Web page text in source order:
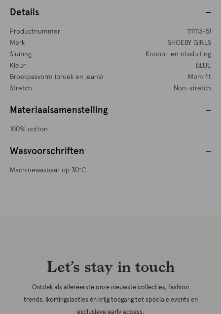
Details
Productnummer
1111113-51
Merk
SHOEBY GIRLS
Sluiting
Knoop- en ritssluiting
Kleur
BLUE
Broekpasvorm (broek en jeans)
Mom fit
Stretch
Non-stretch
Materiaalsamenstelling
100% cotton
Wasvoorschriften
Machinewasbaar op 30°C
Let’s stay in touch
Ontdek als allereerste onze nieuwste collecties, fashion
trends, (kortings)acties én krijg toegang tot speciale events en
exclusieve early access.